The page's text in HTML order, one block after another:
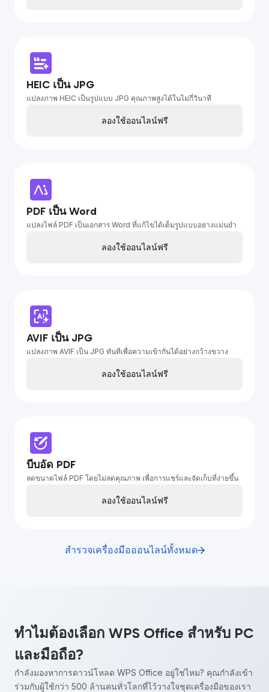
HEIC เป็น JPG
แปลงภาพ HEIC เป็นรูปแบบ JPG คุณภาพสูงได้ในไม่กี่วินาที
ลองใช้ออนไลน์ฟรี
PDF เป็น Word
แปลงไฟล์ PDF เป็นเอกสาร Word ที่แก้ไขได้เต็มรูปแบบอย่างแม่นยำ
ลองใช้ออนไลน์ฟรี
AVIF เป็น JPG
แปลงภาพ AVIF เป็น JPG ทันทีเพื่อความเข้ากันได้อย่างกว้างขวาง
ลองใช้ออนไลน์ฟรี
บีบอัด PDF
ลดขนาดไฟล์ PDF โดยไม่ลดคุณภาพ เพื่อการแชร์และจัดเก็บที่ง่ายขึ้น
ลองใช้ออนไลน์ฟรี
สำรวจเครื่องมือออนไลน์ทั้งหมด
ทำไมต้องเลือก WPS Office สำหรับ PC
และมือถือ?
กำลังมองหาการดาวน์โหลด WPS Office อยู่ใช่ไหม? คุณกำลังเข้า
ร่วมกับผู้ใช้กว่า 500 ล้านคนทั่วโลกที่ไว้วางใจชุดเครื่องมือของเรา